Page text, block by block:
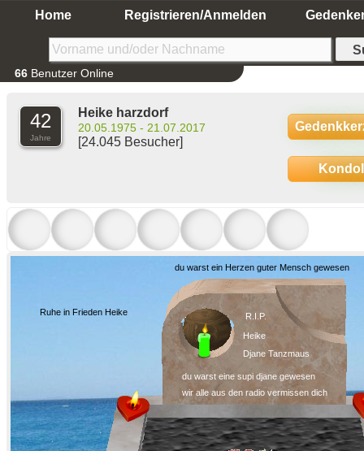
Home Registrieren/Anmelden
66 Benutzer Online
42
Jahre
Heike harzdorf
20.05.1975 - 21.07.2017
[24.045 Besucher]
R.I.P.
Heike
Djane Tanzmaus
du warst eine supi djane gewesen
wir alle aus den radio vermissen dich
du warst ein Herzen guter Mensch gewesen
Ruhe in Frieden Heike